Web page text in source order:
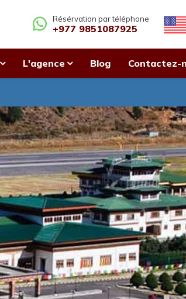
Résérvation par téléphone
+977 9851087925
L'agence Blog Contactez-